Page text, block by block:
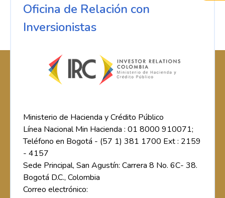
Oficina de Relación con
Inversionistas
Ministerio de Hacienda y Crédito Público
Línea Nacional Min Hacienda : 01 8000 910071;
Teléfono en Bogotá - (57 1) 381 1700 Ext : 2159
- 4157
Sede Principal, San Agustín: Carrera 8 No. 6C- 38.
Bogotá D.C., Colombia
Correo electrónico: